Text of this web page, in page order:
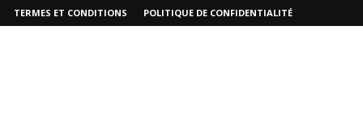
TERMES ET CONDITIONS POLITIQUE DE CONFIDENTIALITÉ